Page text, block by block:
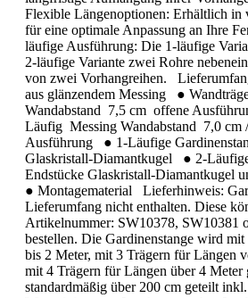
Flexible Längenoptionen: Erhältlich in
für eine optimale Anpassung an Ihre
läufige Ausführung: Die 1-läufige
2-läufige Variante zwei Rohre
von zwei Vorhangreihen.
aus glänzendem Messing ●
Wandabstand 7,5 cm offene
Läufig Messing Wandabstand 7,0 cm
Ausführung ● 1-Läufige
Glaskristall-Diamantkugel ● 2-
Endstücke Glaskristall-Diamantkugel
● Montagematerial Lieferhinweis:
Lieferumfang nicht enthalten. Diese
Artikelnummer: SW10378, SW10381
bestellen. Die Gardinenstange wird
bis 2 Meter, mit 3 Trägern für Längen
mit 4 Trägern für Längen über 4
standardmäßig über 200 cm geteilt